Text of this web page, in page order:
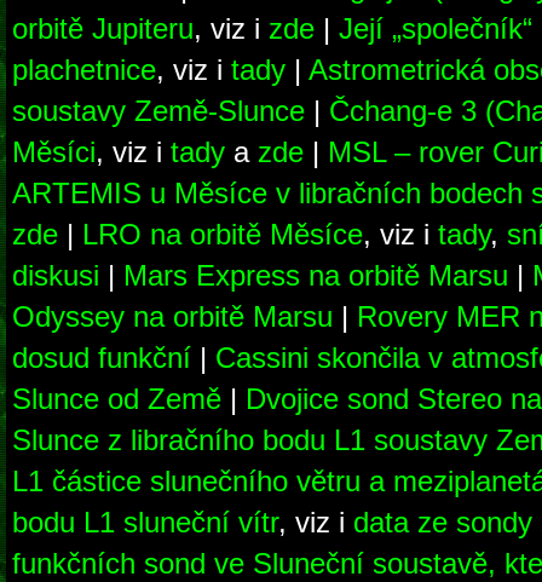
orbitě Jupiteru, viz i zde
Její
plachetnice, viz i tady
Astrometrická
soustavy Země-Slunce
Čchang-e 3
Měsíci, viz i tady a zde
MSL – rover
ARTEMIS u Měsíce v libračních bodech
zde
LRO na orbitě Měsíce, viz i tady,
diskusi
Mars Express na orbitě Marsu
Odyssey na orbitě Marsu
Rovery MER
dosud funkční
Cassini skončila v
Slunce od Země
Dvojice sond Stereo
Slunce z libračního bodu L1 soustavy
L1 částice slunečního větru a
bodu L1 sluneční vítr, viz i data ze sondy
funkčních sond ve Sluneční soustavě,